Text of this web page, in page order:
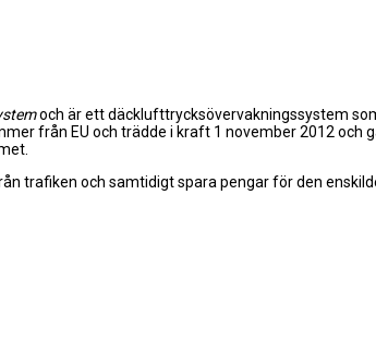
och är ett däcklufttrycksövervakningssystem
från EU och trädde i kraft 1 november 2012 och
trafiken och samtidigt spara pengar för den